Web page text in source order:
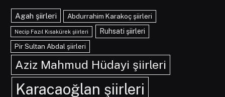
Agah şiirleri Abdurrahim Karakoç şiirleri
Necip Fazıl Kısakürek şiirleri
Ruhsati şiirleri
Pir Sultan Abdal şiirleri
Aziz Mahmud Hüdayi şiirleri
Karacaoğlan şiirleri